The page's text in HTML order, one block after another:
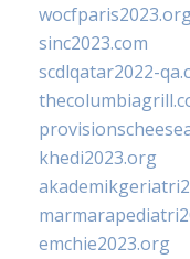
sinc2023.com
scdlqatar2022-
khedi2023.org
emchie2023.org